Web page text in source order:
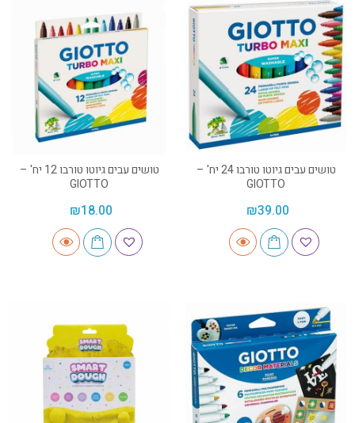
טושים עבים גיוטו טורבו 24 יח' –
GIOTTO
₪39.00
טושים עבים גיוטו טורבו 12 יח' –
GIOTTO
₪18.00